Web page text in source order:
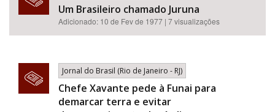
Um Brasileiro chamado Juruna
Adicionado: 10 de Fev de 1977 | 7 visualizações
Jornal do Brasil (Rio de Janeiro - RJ)
Chefe Xavante pede à Funai para
demarcar terra e evitar